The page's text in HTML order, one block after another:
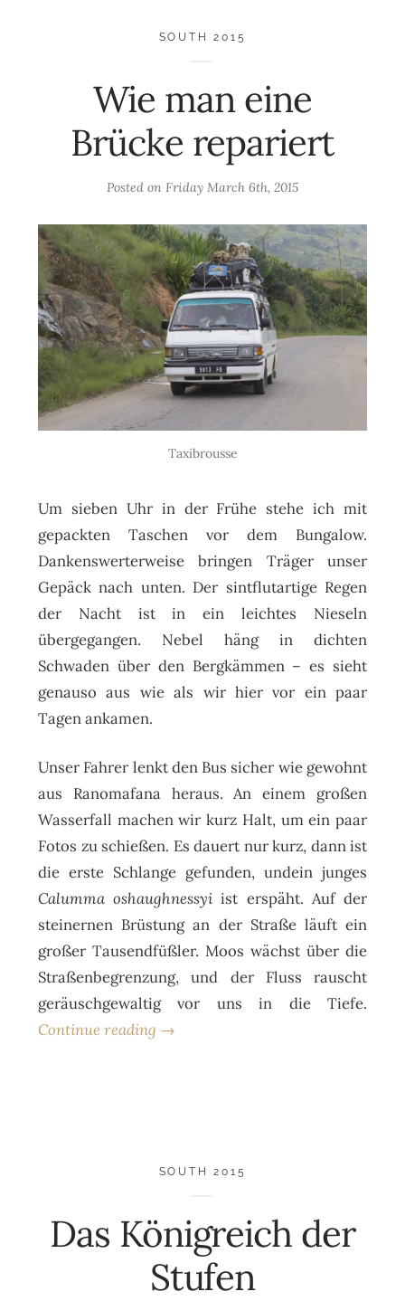
SOUTH 2015
Wie man eine
Brücke repariert
Posted on Friday March 6th, 2015
Taxibrousse
Um sieben Uhr in der Frühe stehe ich mit
gepackten Taschen vor dem Bungalow.
Dankenswerterweise bringen Träger unser
Gepäck nach unten. Der sintflutartige Regen
der Nacht ist in ein leichtes Nieseln
übergegangen. Nebel häng in dichten
Schwaden über den Bergkämmen – es sieht
genauso aus wie als wir hier vor ein paar
Tagen ankamen.
Unser Fahrer lenkt den Bus sicher wie gewohnt
aus Ranomafana heraus. An einem großen
Wasserfall machen wir kurz Halt, um ein paar
Fotos zu schießen. Es dauert nur kurz, dann ist
die erste Schlange gefunden, undein junges
Calumma oshaughnessyi ist erspäht. Auf der
steinernen Brüstung an der Straße läuft ein
großer Tausendfüßler. Moos wächst über die
Straßenbegrenzung, und der Fluss rauscht
geräuschgewaltig vor uns in die Tiefe.
Continue reading →
SOUTH 2015
Das Königreich der
Stufen